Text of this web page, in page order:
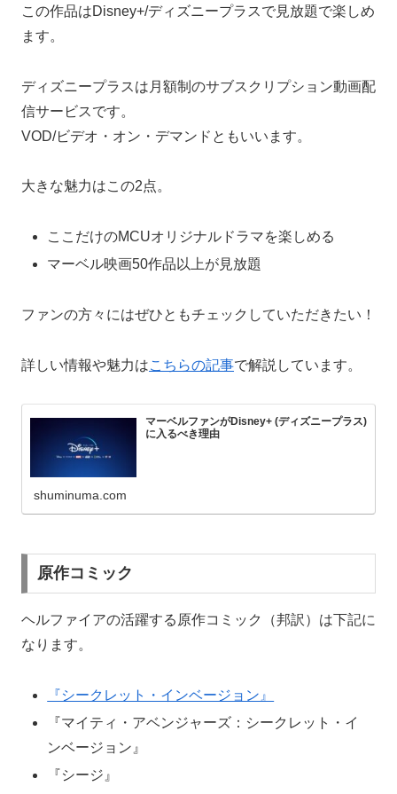
この作品はDisney+/ディズニープラスで見放題で楽しめ
ます。
ディズニープラスは月額制のサブスクリプション動画配
信サービスです。
VOD/ビデオ・オン・デマンドともいいます。
大きな魅力はこの2点。
ここだけのMCUオリジナルドラマを楽しめる
マーベル映画50作品以上が見放題
ファンの方々にはぜひともチェックしていただきたい！
詳しい情報や魅力はこちらの記事で解説しています。
マーベルファンがDisney+ (ディズニープラス)
に入るべき理由
shuminuma.com
原作コミック
ヘルファイアの活躍する原作コミック（邦訳）は下記に
なります。
『シークレット・インベージョン』
『マイティ・アベンジャーズ：シークレット・イ
ンベージョン』
『シージ』